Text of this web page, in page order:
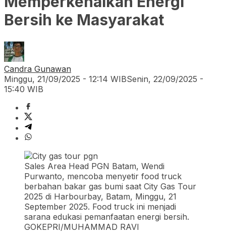
Bersih ke Masyarakat
Candra Gunawan
Minggu, 21/09/2025 - 12:14 WIBSenin, 22/09/2025 -
15:40 WIB
Sales Area Head PGN Batam, Wendi
Purwanto, mencoba menyetir food truck
berbahan bakar gas bumi saat City Gas Tour
2025 di Harbourbay, Batam, Minggu, 21
September 2025. Food truck ini menjadi
sarana edukasi pemanfaatan energi bersih.
GOKEPRI/MUHAMMAD RAVI